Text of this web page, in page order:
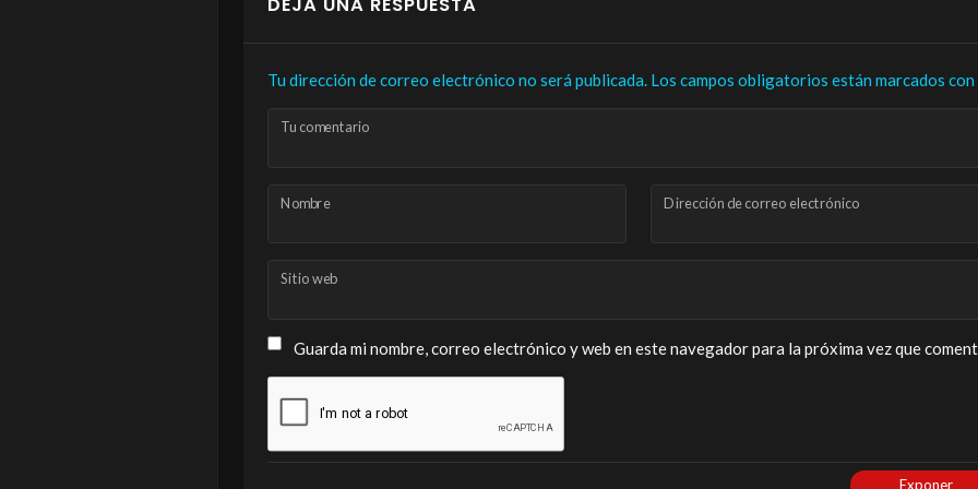
Tu dirección de correo electrónico no será publicada. Los campos obligatorios están marcados con
Tu comentario
Nombre Dirección de correo electrónico
Sitio web
Guarda mi nombre, correo electrónico y web en este navegador para la próxima vez que
Exponer